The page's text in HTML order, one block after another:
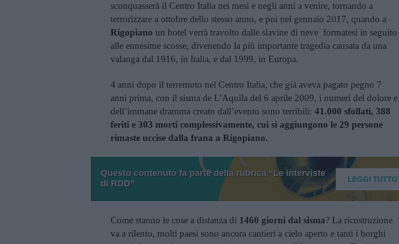
sconquasserà il Centro Italia nei mesi e negli anni a venire, tornando a
terrorizzare a ottobre dello stesso anno, e poi nel gennaio 2017, quando a
Rigopiano un hotel verrà travolto dalle slavine di neve formatesi in seguito
alle ennesime scosse, divenendo la più importante tragedia causata da una
valanga dal 1916, in Italia, e dal 1999, in Europa.
4 anni dopo il terremoto nel Centro Italia, che già aveva pagato pegno 7
anni prima, con il sisma de L’Aquila del 6 aprile 2009, i numeri del dolore e
dell’immane dramma creato dall’evento sono terribili: 41.000 sfollati, 388
feriti e 303 morti complessivamente, cui si aggiungono le 29 persone
rimaste uccise dalla frana a Rigopiano.
Questo contenuto fa parte della rubrica “Le interviste
di RDD”
LEGGI TUTTO
Come stanno le cose a distanza di 1460 giorni dal sisma? La ricostruzione
va a rilento, molti paesi sono ancora cantieri a cielo aperto e tanti i borghi